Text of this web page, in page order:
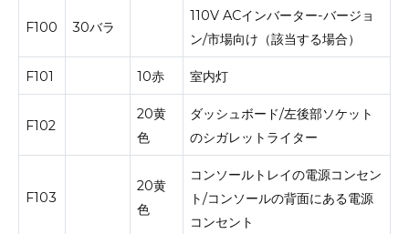
F100 30バラ
110V ACインバーター-バージョ
ン/市場向け（該当する場合）
F101 10赤 室内灯
F102
20黄
色
ダッシュボード/左後部ソケット
のシガレットライター
F103
20黄
色
コンソールトレイの電源コンセン
ト/コンソールの背面にある電源
コンセント